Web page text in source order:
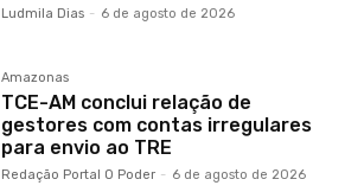
Ludmila Dias - 6 de agosto de 2026
Amazonas
TCE-AM conclui relação de
gestores com contas irregulares
para envio ao TRE
Redação Portal O Poder - 6 de agosto de 2026